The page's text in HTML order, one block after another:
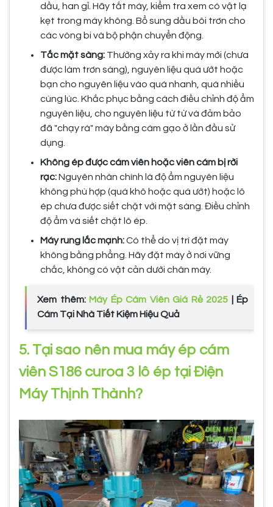
dầu, han gỉ. Hãy tắt máy, kiểm tra xem có vật lạ
kẹt trong máy không. Bổ sung dầu bôi trơn cho
các vòng bi và bộ phận chuyển động.
Tắc mặt sàng: Thường xảy ra khi máy mới (chưa
được làm trơn sàng), nguyên liệu quá ướt hoặc
bạn cho nguyên liệu vào quá nhanh, quá nhiều
cùng lúc. Khắc phục bằng cách điều chỉnh độ ẩm
nguyên liệu, cho nguyên liệu từ từ và đảm bảo
đã "chạy rà" máy bằng cám gạo ở lần đầu sử
dụng.
Không ép được cám viên hoặc viên cám bị rời
rạc:Nguyên nhân chính là độ ẩm nguyên liệu
không phù hợp (quá khô hoặc quá ướt) hoặc lô
ép chưa được siết chặt với mặt sàng. Điều chỉnh
độ ẩm và siết chặt lô ép.
Máy rung lắc mạnh:Có thể do vị trí đặt máy
không bằng phẳng. Hãy đặt máy ở nơi vững
chắc, không có vật cản dưới chân máy.
Xem thêm: Máy Ép Cám Viên Giá Rẻ 2025 | Ép
Cám Tại Nhà Tiết Kiệm Hiệu Quả
5. Tại sao nên mua máy ép cám
viên S186 curoa 3 lô ép tại Điện
Máy Thịnh Thành?